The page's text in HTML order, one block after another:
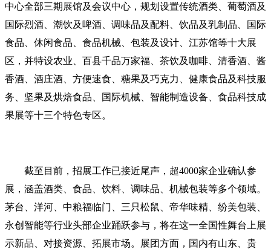
中心全部三期展馆及会议中心，规划设置传统酒类、葡萄酒及
国际烈酒、潮饮及啤酒、调味品及配料、饮品及乳制品、国际
食品、休闲食品、食品机械、包装及设计、江苏馆等十大展
区，并特设农业、百县千品万家福、茶饮及咖啡、清香酒、酱
香酒、酒庄酒、方便速食、糖果及巧克力、健康食品及科技服
务、坚果及烘焙食品、国际机械、智能制造设备、食品科技成
果展等十三个特色专区。
截至目前，招展工作已接近尾声，超4000家企业确认参
展，涵盖酒类、食品、饮料、调味品、机械包装等多个领域。
茅台、洋河、中粮福临门、三只松鼠、帝华味精、纷美包装、
永创智能等行业头部企业踊跃参与，将在这一全国性舞台上展
示新品、对接资源、拓展市场。展团方面，国内有山东、贵